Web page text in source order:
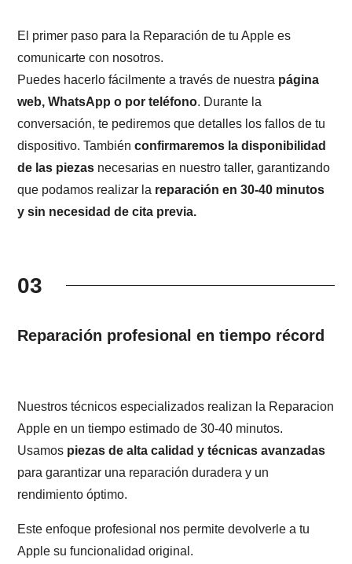
El primer paso para la Reparación de tu Apple es
comunicarte con nosotros.
Puedes hacerlo fácilmente a través de nuestra página
web, WhatsApp o por teléfono. Durante la
conversación, te pediremos que detalles los fallos de tu
dispositivo. Tambiénconfirmaremos la disponibilidad
de las piezas necesarias en nuestro taller, garantizando
que podamos realizar la reparación en 30-40 minutos
y sin necesidad de cita previa.
03
Reparación profesional en tiempo récord
Nuestros técnicos especializados realizan la Reparacion
Apple en un tiempo estimado de 30-40 minutos.
Usamos piezas de alta calidad y técnicas avanzadas
para garantizar una reparación duradera y un
rendimiento óptimo.
Este enfoque profesional nos permite devolverle a tu
Apple su funcionalidad original.